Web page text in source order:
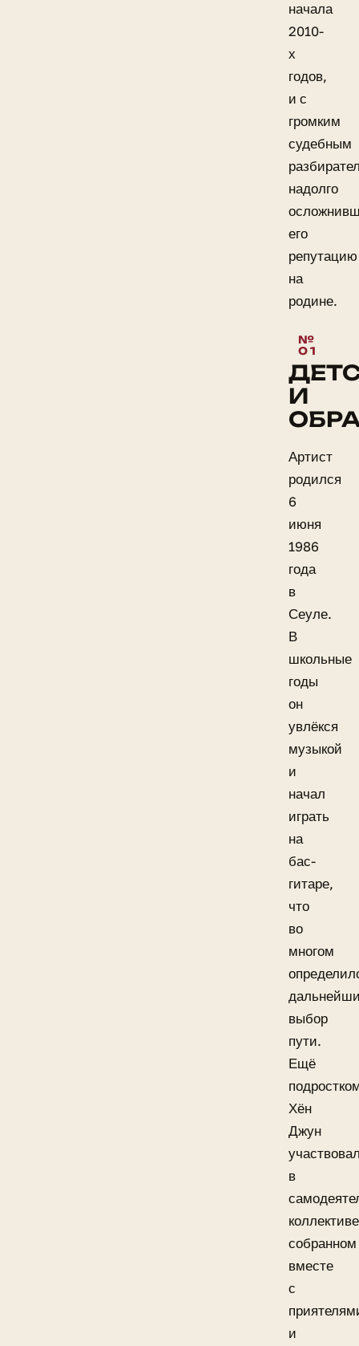
начала
2010-
х
годов,
и с
громким
судебным
надолго
его
репутацию
на
родине.
И
Артист
родился
6
июня
1986
года
в
Сеуле.
В
школьные
годы
он
увлёкся
музыкой
и
начал
играть
на
бас-
гитаре,
что
во
многом
выбор
пути.
Ещё
Хён
Джун
в
собранном
вместе
с
и